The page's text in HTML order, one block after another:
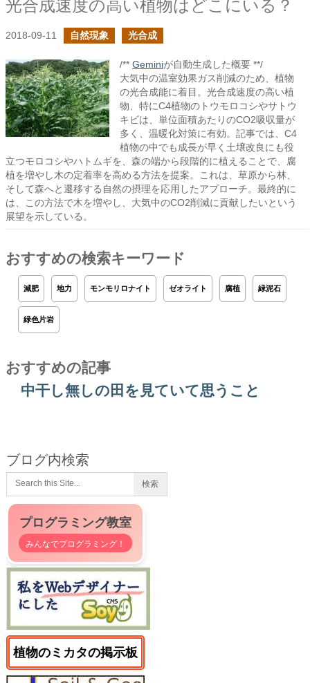
光合成速度の高い植物はどこにいる？
2018-09-11 自然現象 光合成
/** Geminiが自動生成した概要 **/
大気中の温室効果ガス削減のため、植物
の光合成能に着目。光合成速度の高い植
物、特にC4植物のトウモロコシやサトウ
キビは、単位面積あたりのCO2吸収量が
多く、温暖化対策に有効。記事では、C4
植物の中でも成長が早く土壌改良にも役
立つモロコシやハトムギを、森の端から段階的に植えることで、腐
植を増やし木の定着率を高める方法を提案。これは、草原から林、
そして森へと遷移する自然の摂理を応用したアプローチ。最終的に
は、この方法で木を増やし、大気中のCO2削減に貢献したいという
展望を示している。
おすすめの検索キーワード
減肥 地力 モンモリロナイト ゼオライト 腐植 緑泥石
緑色片岩
おすすめの記事
中干し無しの田を見ていて思うこと
ブログ内検索
プログラミング教室
みんなでプログラミング！
植物のミカタの掲示板